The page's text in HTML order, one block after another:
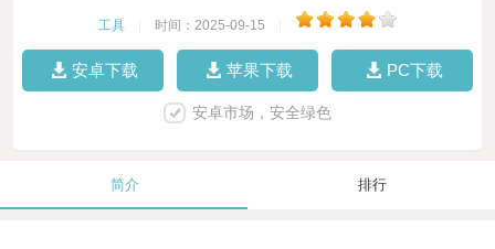
工具 时间：2025-09-15
安卓下载 苹果下载 PC下载
安卓市场，安全绿色
简介 排行